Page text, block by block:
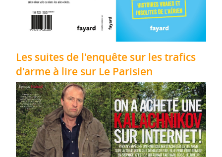
Les suites de l'enquête sur les trafics
d'arme à lire sur Le Parisien